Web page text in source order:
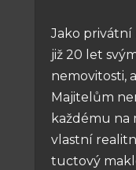
Jako
již 20 let
nemovitosti,
Majitelům
každému na
vlastní
tuctový